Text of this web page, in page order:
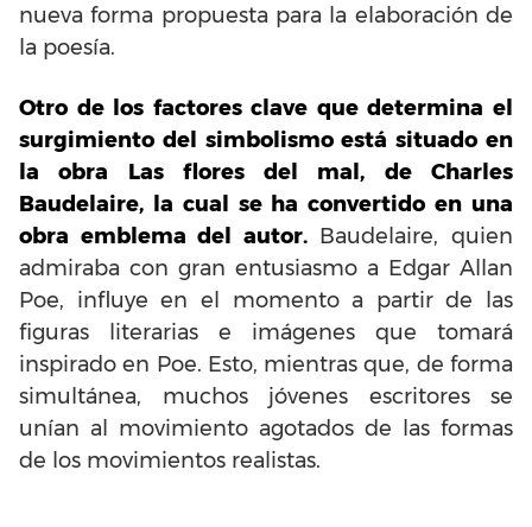
nueva forma propuesta para la elaboración de
la poesía.
Otro de los factores clave que determina el
surgimiento del simbolismo está situado en
la obra Las flores del mal, de Charles
Baudelaire, la cual se ha convertido en una
obra emblema del autor.Baudelaire, quien
admiraba con gran entusiasmo a Edgar Allan
Poe, influye en el momento a partir de las
figuras literarias e imágenes que tomará
inspirado en Poe. Esto, mientras que, de forma
simultánea, muchos jóvenes escritores se
unían al movimiento agotados de las formas
de los movimientos realistas.